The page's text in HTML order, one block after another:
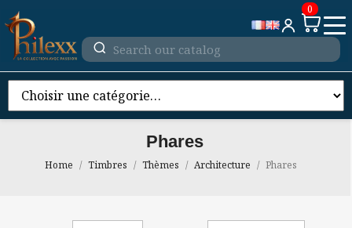
0
Phares
Home Timbres Thèmes Architecture Phares